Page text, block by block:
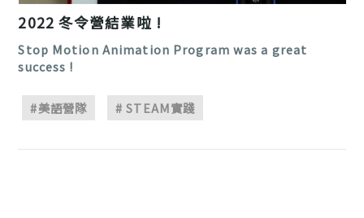
2022 冬令營結業啦 !
Stop Motion Animation Program was a great
success !
#美語營隊 # STEAM實踐